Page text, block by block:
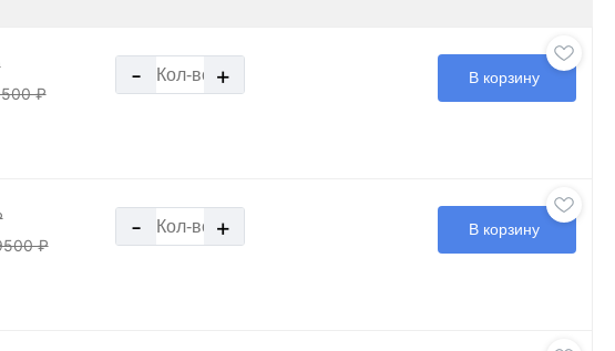
₽
- + В корзину
₽
- + В корзину